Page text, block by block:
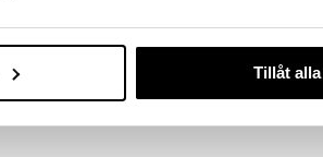
Tillåt alla